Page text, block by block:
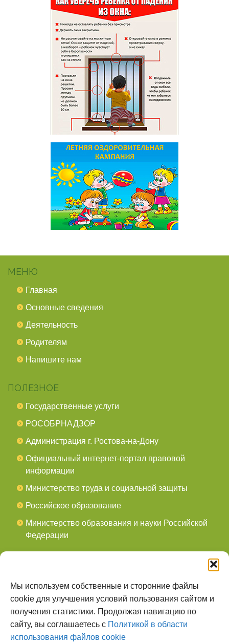
Мы используем собственные и сторонние файлы
cookie для улучшения условий пользования сайтом и
получения статистики. Продолжая навигацию по
сайту, вы соглашаетесь с Политикой в области
использования файлов cookie
МЕНЮ
Главная
Основные сведения
Деятельность
Родителям
Напишите нам
ПОЛЕЗНОЕ
Государственные услуги
РОСОБРНАДЗОР
Администрация г. Ростова-на-Дону
Официальный интернет-портал правовой
информации
Министерство труда и социальной защиты
Российское образование
Министерство образования и науки Российской
Федерации
мы в Контакте
О НАС